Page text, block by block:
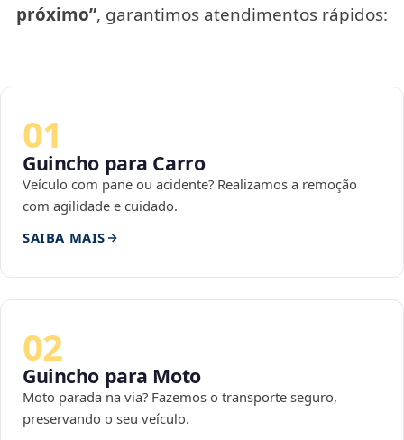
próximo”, garantimos atendimentos rápidos:
01
Guincho para Carro
Veículo com pane ou acidente? Realizamos a remoção
com agilidade e cuidado.
SAIBA MAIS
02
Guincho para Moto
Moto parada na via? Fazemos o transporte seguro,
preservando o seu veículo.